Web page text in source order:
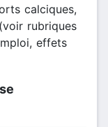
calciques,
rubriques
effets